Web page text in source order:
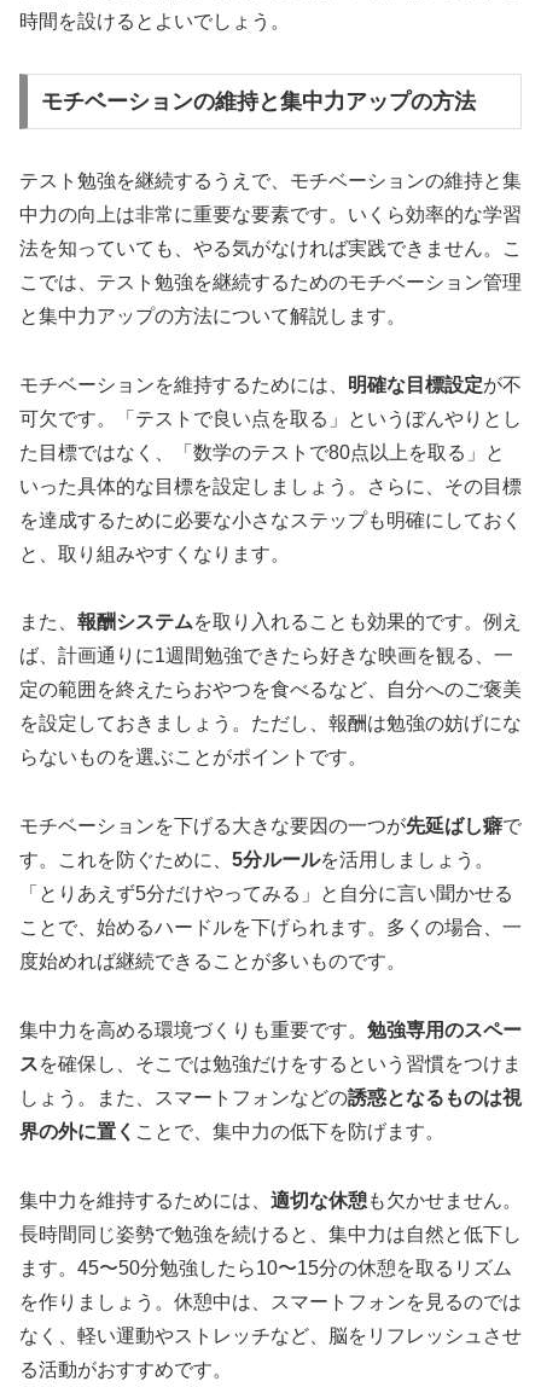
時間を設けるとよいでしょう。
モチベーションの維持と集中力アップの方法
テスト勉強を継続するうえで、モチベーションの維持と集
中力の向上は非常に重要な要素です。いくら効率的な学習
法を知っていても、やる気がなければ実践できません。こ
こでは、テスト勉強を継続するためのモチベーション管理
と集中力アップの方法について解説します。
モチベーションを維持するためには、 明確な目標設定が不
可欠です。「テストで良い点を取る」というぼんやりとし
た目標ではなく、「数学のテストで80点以上を取る」と
いった具体的な目標を設定しましょう。さらに、その目標
を達成するために必要な小さなステップも明確にしておく
と、取り組みやすくなります。
また、 報酬システムを取り入れることも効果的です。例え
ば、計画通りに1週間勉強できたら好きな映画を観る、一
定の範囲を終えたらおやつを食べるなど、自分へのご褒美
を設定しておきましょう。ただし、報酬は勉強の妨げにな
らないものを選ぶことがポイントです。
モチベーションを下げる大きな要因の一つが先延ばし癖で
す。これを防ぐために、 5分ルールを活用しましょう。
「とりあえず5分だけやってみる」と自分に言い聞かせる
ことで、始めるハードルを下げられます。多くの場合、一
度始めれば継続できることが多いものです。
集中力を高める環境づくりも重要です。 勉強専用のスペー
スを確保し、そこでは勉強だけをするという習慣をつけま
しょう。また、スマートフォンなどの誘惑となるものは視
界の外に置く ことで、集中力の低下を防げます。
集中力を維持するためには、 適切な休憩も欠かせません。
長時間同じ姿勢で勉強を続けると、集中力は自然と低下し
ます。45〜50分勉強したら10〜15分の休憩を取るリズム
を作りましょう。休憩中は、スマートフォンを見るのでは
なく、軽い運動やストレッチなど、脳をリフレッシュさせ
る活動がおすすめです。